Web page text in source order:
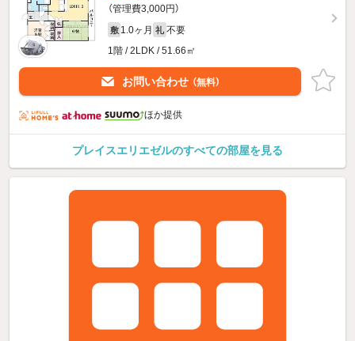
（管理費3,000円）
敷 1.0ヶ月 礼 不要
1階 / 2LDK / 51.66㎡
お問い合わせ （無料）
ほか提供
プレイスエリエゼルのすべての部屋を見る